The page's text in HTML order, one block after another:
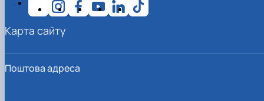
Поштова адреса
Карта сайту